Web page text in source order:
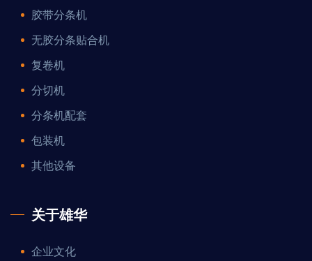
胶带分条机
无胶分条贴合机
复卷机
分切机
分条机配套
包装机
其他设备
关于雄华
企业文化